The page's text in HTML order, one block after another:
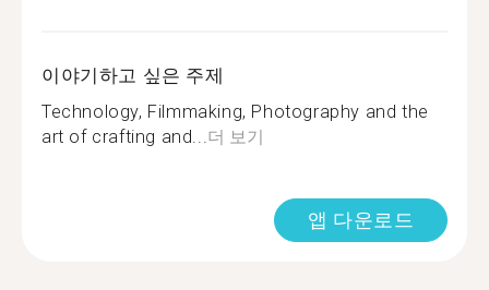
이야기하고 싶은 주제
Technology, Filmmaking, Photography and the
art of crafting and... 더 보기
앱 다운로드